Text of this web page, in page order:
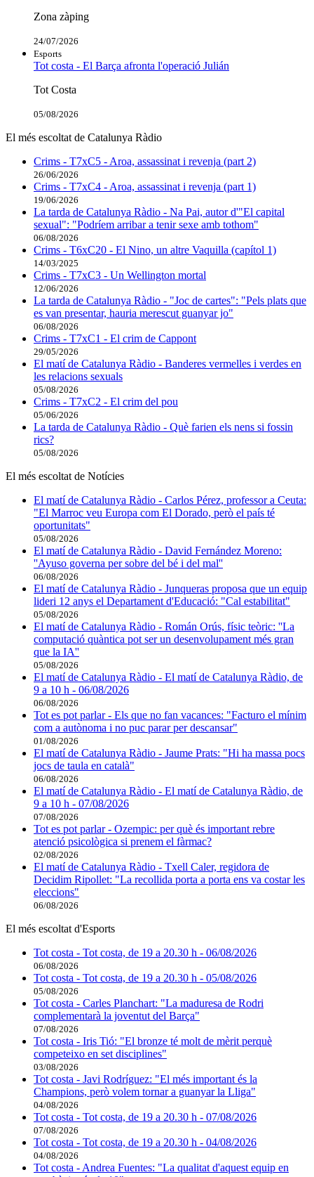
Zona zàping
24/07/2026
Esports
Tot costa - El Barça afronta l'operació Julián
Tot Costa
05/08/2026
El més escoltat de Catalunya Ràdio
Crims - T7xC5 - Aroa, assassinat i revenja (part 2)
26/06/2026
Crims - T7xC4 - Aroa, assassinat i revenja (part 1)
19/06/2026
La tarda de Catalunya Ràdio - Na Pai, autor d'"El capital
sexual": "Podríem arribar a tenir sexe amb tothom"
06/08/2026
Crims - T6xC20 - El Nino, un altre Vaquilla (capítol 1)
14/03/2025
Crims - T7xC3 - Un Wellington mortal
12/06/2026
La tarda de Catalunya Ràdio - "Joc de cartes": "Pels plats que
es van presentar, hauria merescut guanyar jo"
06/08/2026
Crims - T7xC1 - El crim de Cappont
29/05/2026
El matí de Catalunya Ràdio - Banderes vermelles i verdes en
les relacions sexuals
05/08/2026
Crims - T7xC2 - El crim del pou
05/06/2026
La tarda de Catalunya Ràdio - Què farien els nens si fossin
rics?
05/08/2026
El més escoltat de Notícies
El matí de Catalunya Ràdio - Carlos Pérez, professor a Ceuta:
"El Marroc veu Europa com El Dorado, però el país té
oportunitats"
05/08/2026
El matí de Catalunya Ràdio - David Fernández Moreno:
''Ayuso governa per sobre del bé i del mal''
06/08/2026
El matí de Catalunya Ràdio - Junqueras proposa que un equip
lideri 12 anys el Departament d'Educació: "Cal estabilitat"
05/08/2026
El matí de Catalunya Ràdio - Román Orús, físic teòric: ''La
computació quàntica pot ser un desenvolupament més gran
que la IA''
05/08/2026
El matí de Catalunya Ràdio - El matí de Catalunya Ràdio, de
9 a 10 h - 06/08/2026
06/08/2026
Tot es pot parlar - Els que no fan vacances: "Facturo el mínim
com a autònoma i no puc parar per descansar"
01/08/2026
El matí de Catalunya Ràdio - Jaume Prats: "Hi ha massa pocs
jocs de taula en català"
06/08/2026
El matí de Catalunya Ràdio - El matí de Catalunya Ràdio, de
9 a 10 h - 07/08/2026
07/08/2026
Tot es pot parlar - Ozempic: per què és important rebre
atenció psicològica si prenem el fàrmac?
02/08/2026
El matí de Catalunya Ràdio - Txell Caler, regidora de
Decidim Ripollet: "La recollida porta a porta ens va costar les
eleccions"
06/08/2026
El més escoltat d'Esports
Tot costa - Tot costa, de 19 a 20.30 h - 06/08/2026
06/08/2026
Tot costa - Tot costa, de 19 a 20.30 h - 05/08/2026
05/08/2026
Tot costa - Carles Planchart: "La maduresa de Rodri
complementarà la joventut del Barça"
07/08/2026
Tot costa - Iris Tió: "El bronze té molt de mèrit perquè
competeixo en set disciplines"
03/08/2026
Tot costa - Javi Rodríguez: "El més important és la
Champions, però volem tornar a guanyar la Lliga"
04/08/2026
Tot costa - Tot costa, de 19 a 20.30 h - 07/08/2026
07/08/2026
Tot costa - Tot costa, de 19 a 20.30 h - 04/08/2026
04/08/2026
Tot costa - Andrea Fuentes: "La qualitat d'aquest equip en